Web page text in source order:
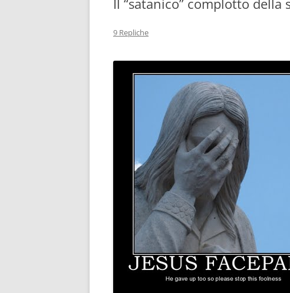
Il “satanico” complotto della
9 Repliche